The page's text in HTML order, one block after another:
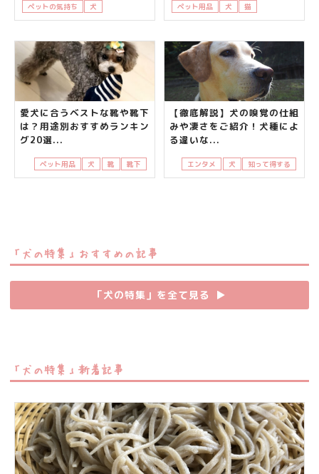
ペットの気持ち 犬 ペット用品 犬 猫
愛犬に合うベストな靴や靴下
は？用途別おすすめランキン
グ20選...
ペット用品 犬 靴 靴下
【徹底解説】犬の嗅覚の仕組
みや凄さをご紹介！犬種によ
る違いな...
エンタメ 犬 知って得する
「犬の特集」おすすめの記事
「犬の特集」を全て見る ▶︎
「犬の特集」新着記事